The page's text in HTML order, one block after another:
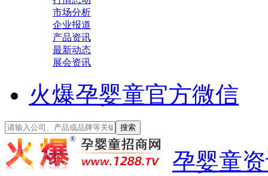
市场分析
企业报道
产品资讯
最新动态
展会资讯
火爆孕婴童官方微信
孕婴童